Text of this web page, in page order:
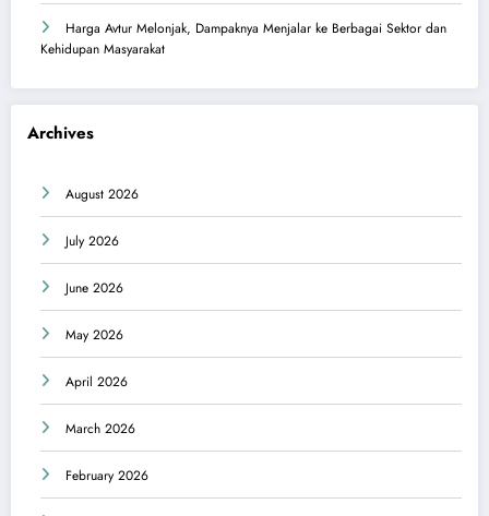
Harga Avtur Melonjak, Dampaknya Menjalar ke Berbagai Sektor dan
Kehidupan Masyarakat
Archives
August 2026
July 2026
June 2026
May 2026
April 2026
March 2026
February 2026